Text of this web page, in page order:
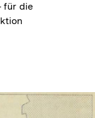
für die